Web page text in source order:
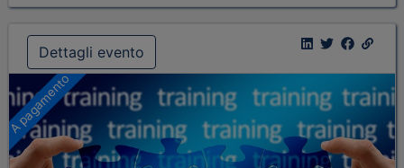
Dettagli evento
A pagamento